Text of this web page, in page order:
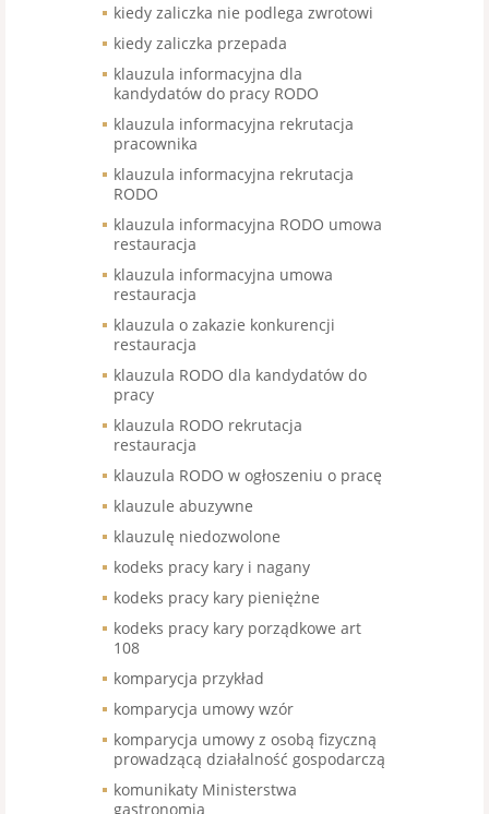
kiedy zaliczka nie podlega zwrotowi
kiedy zaliczka przepada
klauzula informacyjna dla
kandydatów do pracy RODO
klauzula informacyjna rekrutacja
pracownika
klauzula informacyjna rekrutacja
RODO
klauzula informacyjna RODO umowa
restauracja
klauzula informacyjna umowa
restauracja
klauzula o zakazie konkurencji
restauracja
klauzula RODO dla kandydatów do
pracy
klauzula RODO rekrutacja
restauracja
klauzula RODO w ogłoszeniu o pracę
klauzule abuzywne
klauzulę niedozwolone
kodeks pracy kary i nagany
kodeks pracy kary pieniężne
kodeks pracy kary porządkowe art
108
komparycja przykład
komparycja umowy wzór
komparycja umowy z osobą fizyczną
prowadzącą działalność gospodarczą
komunikaty Ministerstwa
gastronomia